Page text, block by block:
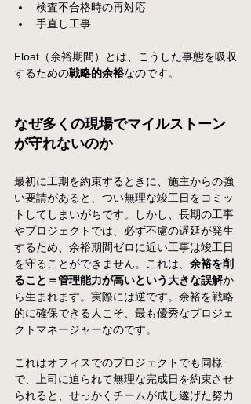
検査不合格時の再対応
手直し工事
Float（余裕期間）とは、こうした事態を吸収
するための戦略的余裕なのです。
なぜ多くの現場でマイルストーン
が守れないのか
最初に工期を約束するときに、施主からの強
い要請があると、つい無理な竣工日をコミッ
トしてしまいがちです。しかし、長期の工事
やプロジェクトでは、必ず不慮の遅延が発生
するため、余裕期間ゼロに近い工事は竣工日
を守ることができません。これは、 余裕を削
ること＝管理能力が高いという大きな誤解か
ら生まれます。実際には逆です。余裕を戦略
的に確保できる人こそ、最も優秀なプロジェ
クトマネージャーなのです。
これはオフィスでのプロジェクトでも同様
で、上司に迫られて無理な完成日を約束させ
られると、せっかくチームが成し遂げた努力